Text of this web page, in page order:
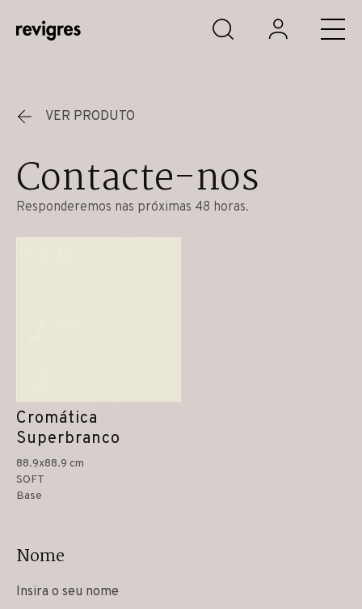
Saltar para o conteúdo principal
VER PRODUTO
Contacte-nos
Responderemos nas próximas 48 horas.
Cromática
Superbranco
88.9x88.9 cm
SOFT
Base
Nome